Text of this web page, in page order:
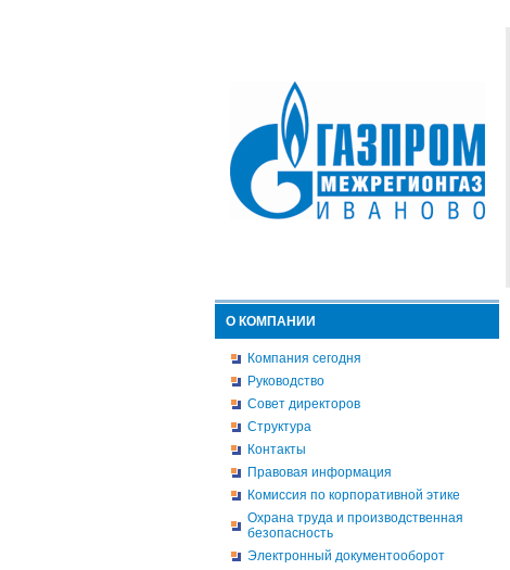
О КОМПАНИИ
Компания сегодня
Руководство
Совет директоров
Структура
Контакты
Правовая информация
Комиссия по корпоративной этике
Охрана труда и производственная
безопасность
Электронный документооборот